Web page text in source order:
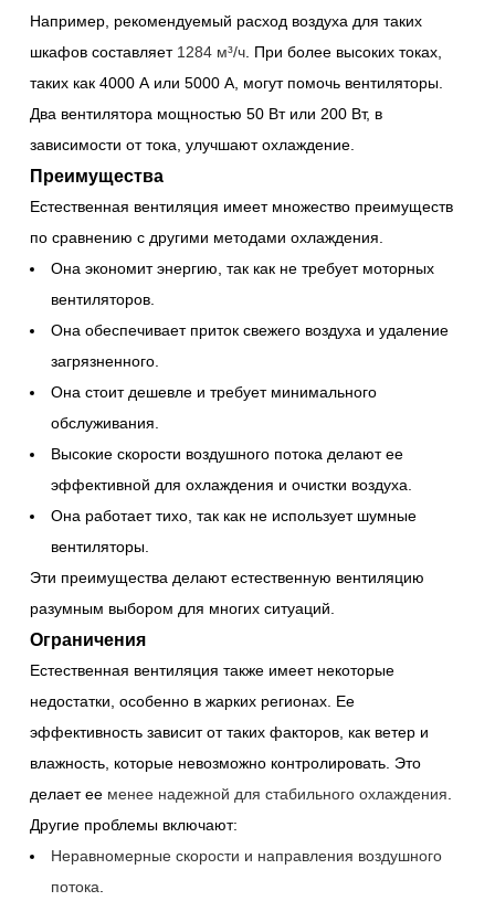
Например, рекомендуемый расход воздуха для таких
шкафов составляет 1284 м³/ч . При более высоких токах,
таких как 4000 А или 5000 А, могут помочь вентиляторы.
Два вентилятора мощностью 50 Вт или 200 Вт, в
зависимости от тока, улучшают охлаждение.
Преимущества
Естественная вентиляция имеет множество преимуществ
по сравнению с другими методами охлаждения.
Она экономит энергию, так как не требует моторных
вентиляторов.
Она обеспечивает приток свежего воздуха и удаление
загрязненного.
Она стоит дешевле и требует минимального
обслуживания.
Высокие скорости воздушного потока делают ее
эффективной для охлаждения и очистки воздуха.
Она работает тихо, так как не использует шумные
вентиляторы.
Эти преимущества делают естественную вентиляцию
разумным выбором для многих ситуаций.
Ограничения
Естественная вентиляция также имеет некоторые
недостатки, особенно в жарких регионах. Ее
эффективность зависит от таких факторов, как ветер и
влажность, которые невозможно контролировать. Это
делает ее менее надежной для стабильного охлаждения
Другие проблемы включают:
Неравномерные скорости и направления воздушного
потока